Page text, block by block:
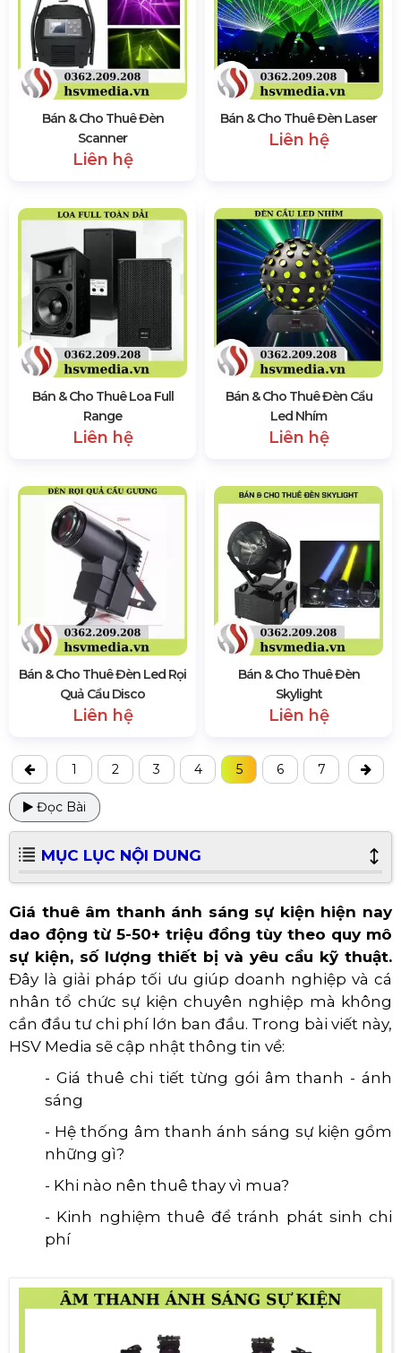
Bán & Cho Thuê Đèn
Scanner
Liên hệ
Bán & Cho Thuê Đèn Laser
Liên hệ
Bán & Cho Thuê Loa Full
Range
Liên hệ
Bán & Cho Thuê Đèn Cầu
Led Nhím
Liên hệ
Bán & Cho Thuê Đèn Led Rọi
Quả Cầu Disco
Liên hệ
Bán & Cho Thuê Đèn
Skylight
Liên hệ
1 2 3 4 5 6 7
Đọc Bài
MỤC LỤC NỘI DUNG
Giá thuê âm thanh ánh sáng sự kiện hiện nay
dao động từ 5-50+ triệu đồng tùy theo quy mô
sự kiện, số lượng thiết bị và yêu cầu kỹ thuật.
Đây là giải pháp tối ưu giúp doanh nghiệp và cá
nhân tổ chức sự kiện chuyên nghiệp mà không
cần đầu tư chi phí lớn ban đầu. Trong bài viết này,
HSV Media sẽ cập nhật thông tin về:
- Giá thuê chi tiết từng gói âm thanh - ánh
sáng
- Hệ thống âm thanh ánh sáng sự kiện gồm
những gì?
- Khi nào nên thuê thay vì mua?
- Kinh nghiệm thuê để tránh phát sinh chi
phí